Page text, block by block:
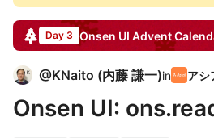
Day 3 Onsen UI Advent
@KNaito (内藤 謙一)in
Onsen UI: